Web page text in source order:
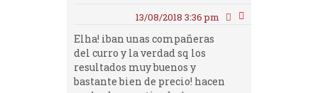
13/08/2018 3:36 pm
Elha! iban unas compañeras
del curro y la verdad sq los
resultados muy buenos y
bastante bien de precio! hacen